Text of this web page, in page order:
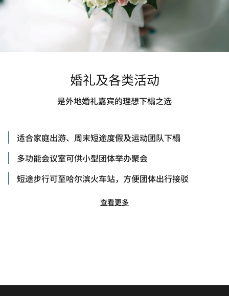
婚礼及各类活动
是外地婚礼嘉宾的理想下榻之选
适合家庭出游、周末短途度假及运动团队下榻
多功能会议室可供小型团体举办聚会
短途步行可至哈尔滨火车站，方便团体出行接驳
查看更多